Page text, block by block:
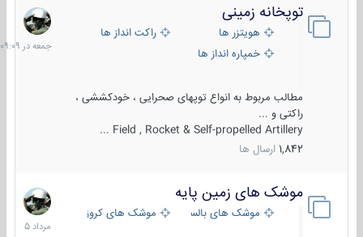
توپخانه زمینی
هویتزر ها
راکت انداز ها
خمپاره انداز ها
مطالب مربوط به انواع توپهای صحرایی ، خودکششی ،
راکتی و ...
Field , Rocket & Self-propelled Artillery ...
1,842 ارسال ها
جمعه
در
09:09
موشک های زمین پایه
موشک های بالستیک موشک های کروز
2
مرداد
1405